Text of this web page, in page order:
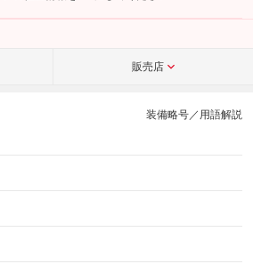
こちら
販売店
装備略号／用語解説